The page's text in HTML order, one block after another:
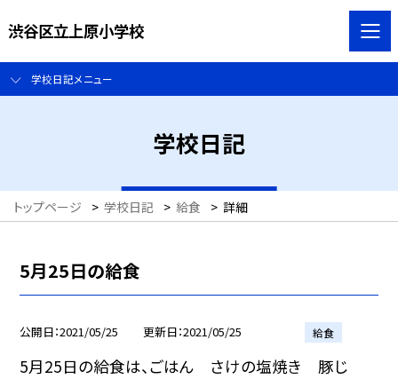
渋谷区立上原小学校
学校日記メニュー
学校日記
トップページ > 学校日記 > 給食 > 詳細
5月25日の給食
公開日 2021/05/25 更新日 2021/05/25 給食
5月25日の給食は、ごはん さけの塩焼き 豚じ